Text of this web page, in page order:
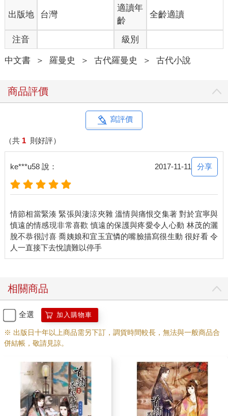
她瞪向羅宜秀，羅宜秀卻回瞪她，她這才反應過來，自己不是被
羅宜秀拉來參加詩會的，而是來當介紹人的，於是向林茂和顧景
明介紹了羅宜秀。讓她吃驚的是，她這位彷彿繼母林海如親生般
的五姐姐，竟然低眉柔聲的向顧景明問好。
顧景明長得好看，出身又高，估計從小就見慣了向他各種獻殷勤
的人，對誰都是有禮又溫柔，卻又有種高高在上的疏淡感，別人
做詩什麼的羅宜寧並不擅長，羅宜秀更不擅長，在場女眷唯一擅
長做詩的只有羅宜憐。
看，我總覺得最後一句的平仄不對。」
顧景明順手拿了過去，溫柔且耐心的道：「平仄沒有錯，的確是
難得的佳句。」
羅宜寧抓了一把瓜子嗑，羅宜秀在她身邊沉著臉壓低聲音道：
「瞧瞧妳那六姐，身子都快依到人家顧公子身上去了。」
羅宜寧嘆了口氣，就讓羅宜憐去吧，她才不管呢。羅宜憐心思活
絡，又長得那副楚楚可憐的風姿，但那又如何，就算顧景明真的
喜歡她，以顧家的身分地位，難道會讓他娶個庶出的小姐為正
大的，比小宜寧還要金貴幾分，挑選的眼光自然是更高了。
「五姐姐，妳要不要吃瓜子？這瓜子是我教下人炒的，加了大料
和花椒，吃起來特別香。」羅宜寧希望她多吃少說免得出錯，便
把自己的手湊過去，誰知道立刻就被人抓走了，
他倚著欄杆，彷彿無意的把自己的一些重量壓在羅宜寧身上，一
手指捏得咯咯響。
「茂表哥，瓜子可香？」羅宜寧笑著問他。
林茂沒回她，俯下身低聲問道：「茂表哥倒想問問妳，橘子好不
好吃？」
這小丫頭實在不是知恩圖報的料，當年姑母給他們幾個兄弟下指
令，每個都要送羅宜寧東西，他在杭州尋摸許久才給她弄了箱橘
子來，這會兒不過吃她一些炒瓜子便要跟他急了？
炒瓜子根本就不是重點，羅宜寧覺得自己是有苦不能言，跟林茂
這種離經叛道的人有什麼好說的。
出版地 台灣
適讀年
齡
全齡適讀
注音 級別
中文書 ＞ 羅曼史 ＞ 古代羅曼史 ＞ 古代小說
商品評價
寫評價
（共 1 則好評）
ke***u58 說： 2017-11-11 分享
情節相當緊湊 緊張與淒涼夾雜 溫情與痛恨交集著 對於宜寧與
慎遠的情感現非常喜歡 慎遠的保護與疼愛令人心動 林茂的灑
脫不恭很討喜 喬姨娘和宜玉宜憐的嘴臉描寫很生動 很好看 令
人一直接下去悅讀難以停手
相關商品
全選 加入購物車
※ 出版日十年以上商品需另下訂，調貨時間較長，無法與一般商品合
併結帳，敬請見諒。